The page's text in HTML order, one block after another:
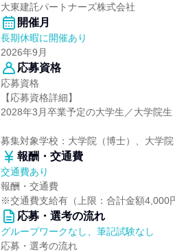
大東建託パートナーズ株式会社
開催月
長期休暇に開催あり
2026年9月
応募資格
応募資格
【応募資格詳細】
2028年3月卒業予定の大学生／大学院生
募集対象学校：大学院（博士）、大学
報酬・交通費
交通費あり
報酬・交通費
※交通費支給有（上限：合計金額4,000
応募・選考の流れ
グループワークなし、筆記試験なし
応募・選考の流れ